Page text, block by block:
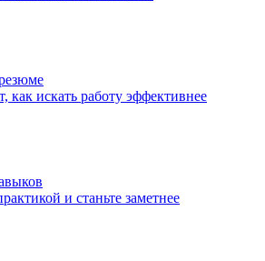
как искать работу эффективнее
и станьте заметнее